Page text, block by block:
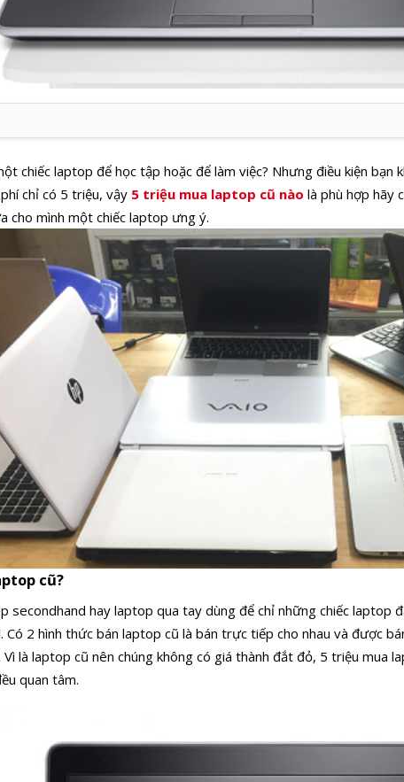
chiếc laptop để học tập hoặc để làm việc? Nhưng điều kiện bạn
chỉ có 5 triệu, vậy 5 triệu mua laptop cũ nào là phù hợp hãy
cho mình một chiếc laptop ưng ý.
cũ?
secondhand hay laptop qua tay dùng để chỉ những chiếc laptop
Có 2 hình thức bán laptop cũ là bán trực tiếp cho nhau và được
Vì là laptop cũ nên chúng không có giá thành đắt đỏ, 5 triệu mua
quan tâm.